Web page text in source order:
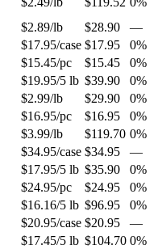
$2.89/lb $28.90
—
$17.95/case $17.95
0%
$15.45/pc $15.45
0%
$19.95/5 lb $39.90
0%
$2.99/lb $29.90
0%
$16.95/pc $16.95
0%
$3.99/lb $119.70 0%
$34.95/case $34.95
—
$17.95/5 lb $35.90
0%
$24.95/pc $24.95
0%
$16.16/5 lb $96.95
0%
$20.95/case $20.95
—
$17.45/5 lb $104.70 0%